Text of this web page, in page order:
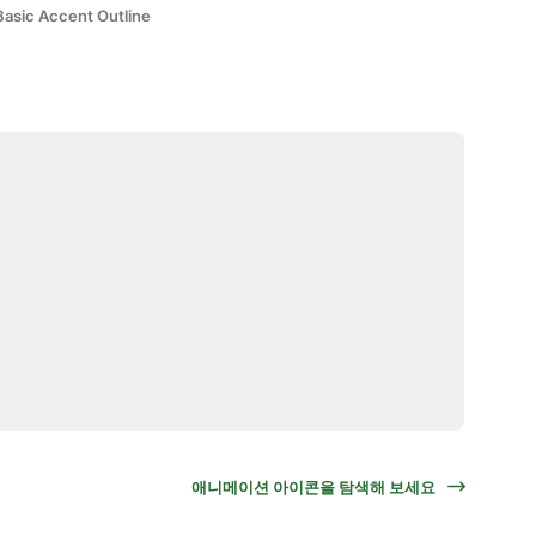
Accent Outline
애니메이션 아이콘을 탐색해 보세요